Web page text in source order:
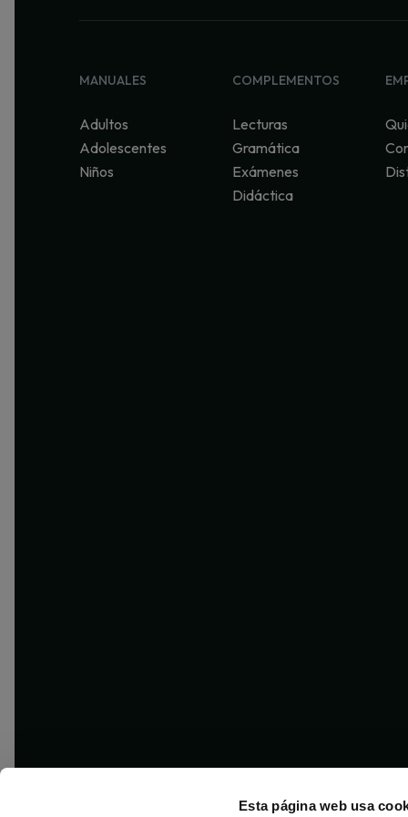
Esta página web usa
MANUALES
Adultos
Adolescentes
Niños
COMPLEMENTOS
Lecturas
Gramática
Exámenes
Didáctica